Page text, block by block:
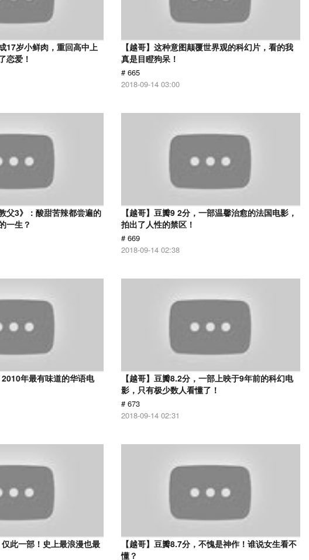
17岁小鲜肉，重回高中上
恋爱！
【越哥】这种意图颠覆世界观的科幻片，看的我
真是目瞪狗呆！
# 665
2018-09-14 03:00
父3》：酸甜苦辣都尝遍的
一生？
【越哥】豆瓣9 2分，一部温馨治愈的法国电影，
拍出了人性的禁区！
# 669
2018-09-14 02:38
2010年最有味道的华语电
【越哥】豆瓣8.2分，一部上映于9年前的科幻电
影，只有极少数人看懂了！
# 673
2018-09-14 02:31
仅此一部！史上最浪漫也最
【越哥】豆瓣8.7分，不愧是神作！谁说女生看不
懂？